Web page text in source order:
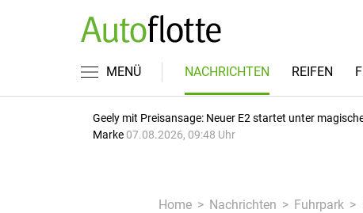
MENÜ NACHRICHTEN REIFEN
Geely mit Preisansage: Neuer E2 startet unter
Marke 07.08.2026, 09:48 Uhr
Home Nachrichten Fuhrpark